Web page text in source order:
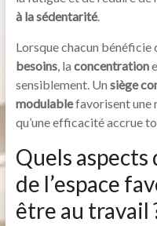
à la sédentarité.
Lorsque chacun bénéficie
besoins, la concentration
sensiblement. Un siège
modulablefavorisent une
qu’une efficacité accrue
Quels aspects
de l’espace
être au travail